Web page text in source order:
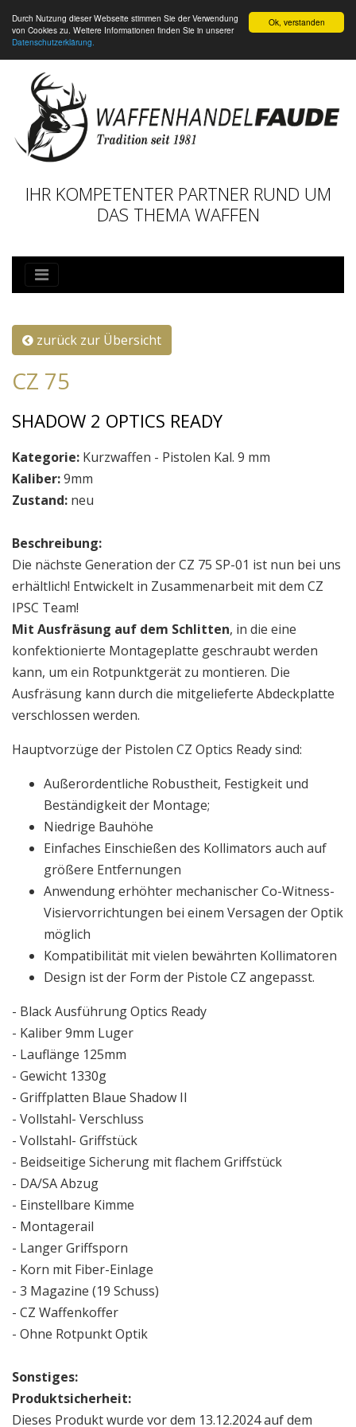
Ok, verstanden
Durch Nutzung dieser Webseite stimmen Sie der Verwendung
von Cookies zu. Weitere Informationen finden Sie in unserer
Datenschutzerklärung.
IHR KOMPETENTER PARTNER RUND UM
DAS THEMA WAFFEN
zurück zur Übersicht
CZ 75
SHADOW 2 OPTICS READY
Kategorie: Kurzwaffen - Pistolen Kal. 9 mm
Kaliber:9mm
Zustand: neu
Beschreibung:
Die nächste Generation der CZ 75 SP-01 ist nun bei uns
erhältlich! Entwickelt in Zusammenarbeit mit dem CZ
IPSC Team!
Mit Ausfräsung auf dem Schlitten, in die eine
konfektionierte Montageplatte geschraubt werden
kann, um ein Rotpunktgerät zu montieren. Die
Ausfräsung kann durch die mitgelieferte Abdeckplatte
verschlossen werden.
Hauptvorzüge der Pistolen CZ Optics Ready sind:
Außerordentliche Robustheit, Festigkeit und
Beständigkeit der Montage;
Niedrige Bauhöhe
Einfaches Einschießen des Kollimators auch auf
größere Entfernungen
Anwendung erhöhter mechanischer Co-Witness-
Visiervorrichtungen bei einem Versagen der Optik
möglich
Kompatibilität mit vielen bewährten Kollimatoren
Design ist der Form der Pistole CZ angepasst.
- Black Ausführung Optics Ready
- Kaliber 9mm Luger
- Lauflänge 125mm
- Gewicht 1330g
- Griffplatten Blaue Shadow II
- Vollstahl- Verschluss
- Vollstahl- Griffstück
- Beidseitige Sicherung mit flachem Griffstück
- DA/SA Abzug
- Einstellbare Kimme
- Montagerail
- Langer Griffsporn
- Korn mit Fiber-Einlage
- 3 Magazine (19 Schuss)
- CZ Waffenkoffer
- Ohne Rotpunkt Optik
Sonstiges:
Produktsicherheit:
Dieses Produkt wurde vor dem 13.12.2024 auf dem